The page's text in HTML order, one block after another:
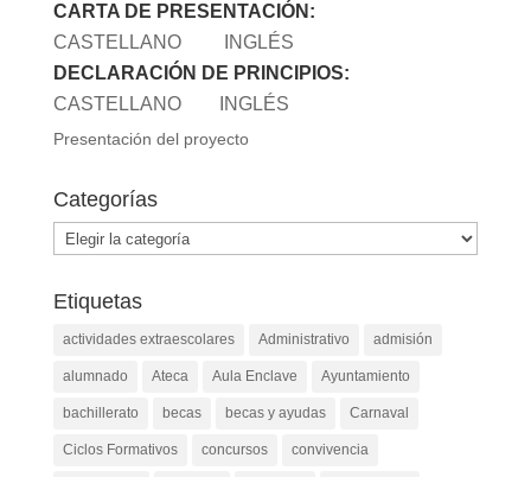
CARTA DE PRESENTACIÓN:
CASTELLANO
INGLÉS
DECLARACIÓN DE PRINCIPIOS:
CASTELLANO
INGLÉS
Presentación del proyecto
Categorías
Categorías
Etiquetas
actividades extraescolares Administrativo admisión
alumnado Ateca Aula Enclave Ayuntamiento
bachillerato becas becas y ayudas Carnaval
Ciclos Formativos concursos convivencia